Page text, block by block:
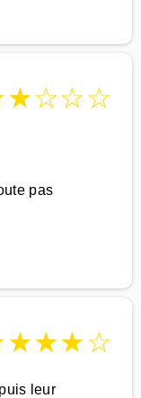
★☆☆☆
pas
★★★☆
leur